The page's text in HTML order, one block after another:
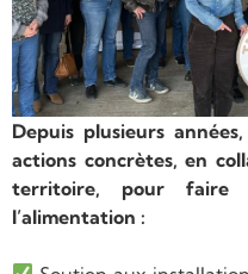
Depuis plusieurs
actions concrètes, en
territoire, pour faire
l’alimentation :